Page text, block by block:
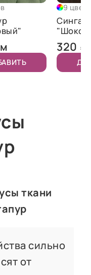
9
320
ткани
сильно
от